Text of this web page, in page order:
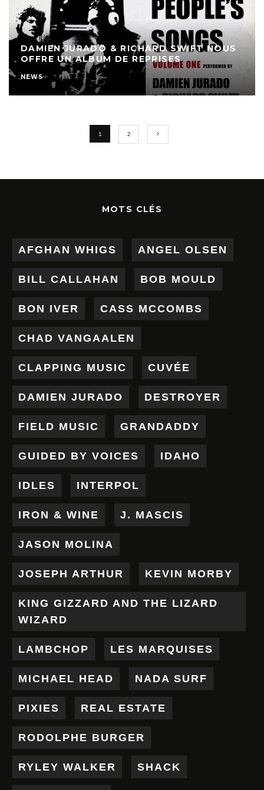
DAMIEN JURADO & RICHARD SWIFT NOUS
OFFRE UN ALBUM DE REPRISES
NEWS
1 2
MOTS CLÉS
AFGHAN WHIGS ANGEL OLSEN
BILL CALLAHAN BOB MOULD
BON IVER CASS MCCOMBS
CHAD VANGAALEN
CLAPPING MUSIC CUVÉE
DAMIEN JURADO DESTROYER
FIELD MUSIC GRANDADDY
GUIDED BY VOICES IDAHO
IDLES INTERPOL
IRON & WINE J. MASCIS
JASON MOLINA
JOSEPH ARTHUR KEVIN MORBY
KING GIZZARD AND THE LIZARD
WIZARD
LAMBCHOP LES MARQUISES
MICHAEL HEAD NADA SURF
PIXIES REAL ESTATE
RODOLPHE BURGER
RYLEY WALKER SHACK